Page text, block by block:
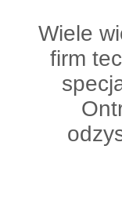
Wiele
firm